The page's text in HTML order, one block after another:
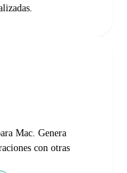
Mac. Genera
con otras